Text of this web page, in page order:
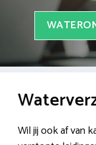
Wil jij ook af van